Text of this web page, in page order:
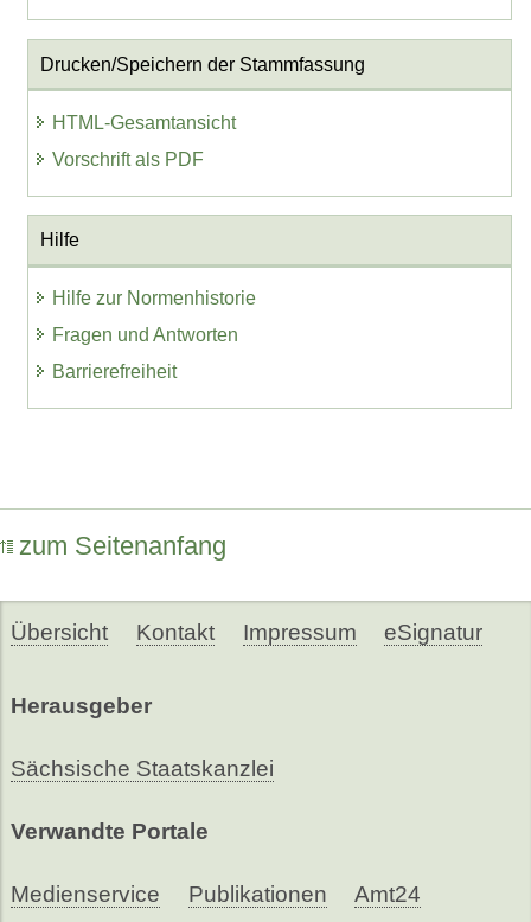
Drucken/Speichern der Stammfassung
HTML-Gesamtansicht
Vorschrift als PDF
Hilfe
Hilfe zur Normenhistorie
Fragen und Antworten
Barrierefreiheit
zum Seitenanfang
Übersicht Kontakt Impressum eSignatur
Herausgeber
Sächsische Staatskanzlei
Verwandte Portale
Medienservice Publikationen Amt24